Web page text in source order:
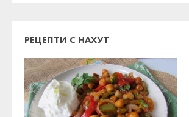
РЕЦЕПТИ С НАХУТ